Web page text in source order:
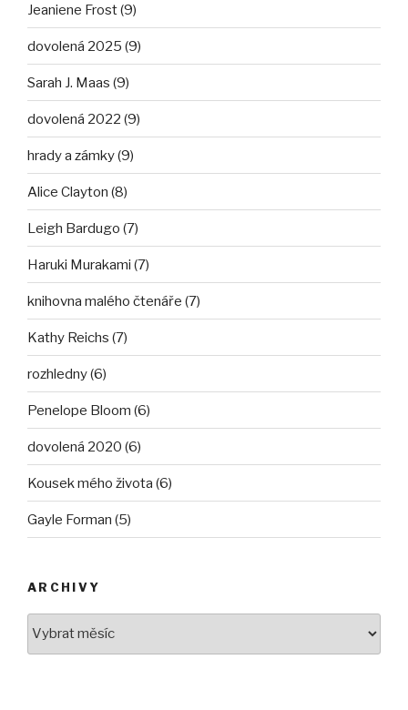
Jeaniene Frost (9)
dovolená 2025 (9)
Sarah J. Maas (9)
dovolená 2022 (9)
hrady a zámky (9)
Alice Clayton (8)
Leigh Bardugo (7)
Haruki Murakami (7)
knihovna malého čtenáře (7)
Kathy Reichs (7)
rozhledny (6)
Penelope Bloom (6)
dovolená 2020 (6)
Kousek mého života (6)
Gayle Forman (5)
ARCHIVY